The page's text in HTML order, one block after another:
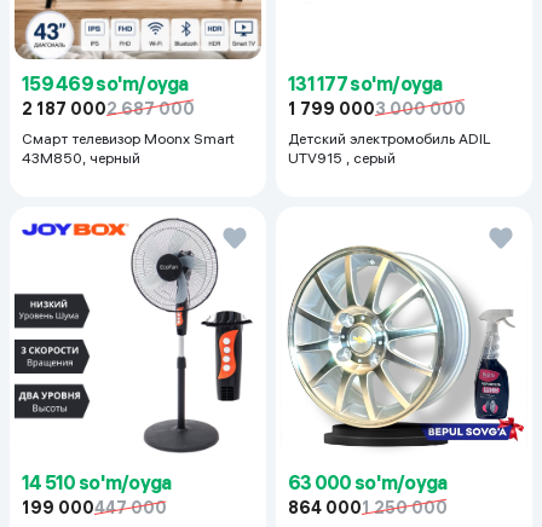
159 469 so'm/oyga
2 187 0002 687 000
Смарт телевизор Moonx Smart
43M850, черный
131 177 so'm/oyga
1 799 0003 000 000
Детский электромобиль ADIL
UTV915 , серый
14 510 so'm/oyga
199 000447 000
63 000 so'm/oyga
864 0001 250 000